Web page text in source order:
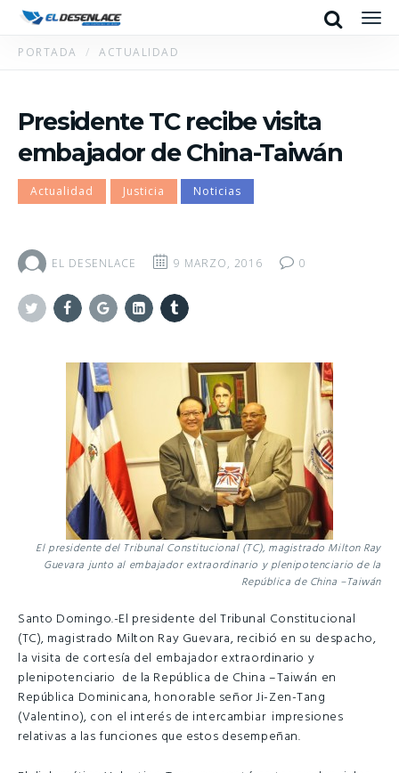
Search
PORTADA ACTUALIDAD
Presidente TC recibe visita
embajador de China-Taiwán
Actualidad Justicia Noticias
EL DESENLACE 9 MARZO, 2016 0
El presidente del Tribunal Constitucional (TC), magistrado Milton Ray
Guevara junto al embajador extraordinario y plenipotenciario de la
República de China –Taiwán
Santo Domingo.-El presidente del Tribunal Constitucional
(TC), magistrado Milton Ray Guevara, recibió en su despacho,
la visita de cortesía del embajador extraordinario y
plenipotenciario de la República de China –Taiwán en
República Dominicana, honorable señor Ji-Zen-Tang
(Valentino), con el interés de intercambiar impresiones
relativas a las funciones que estos desempeñan.